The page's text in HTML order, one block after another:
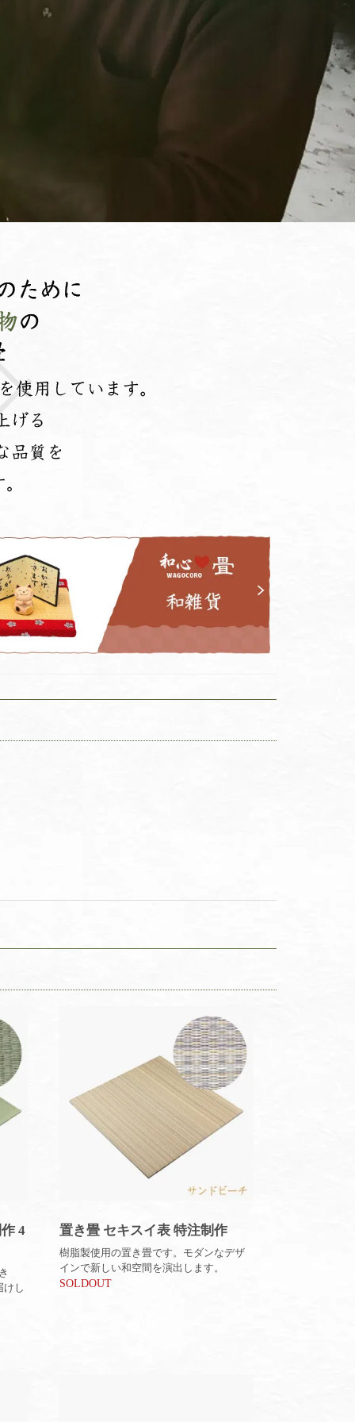
4
けし
置き畳 セキスイ表 特注制作
樹脂製使用の置き畳です。モダンなデザ
インで新しい和空間を演出します。
SOLDOUT